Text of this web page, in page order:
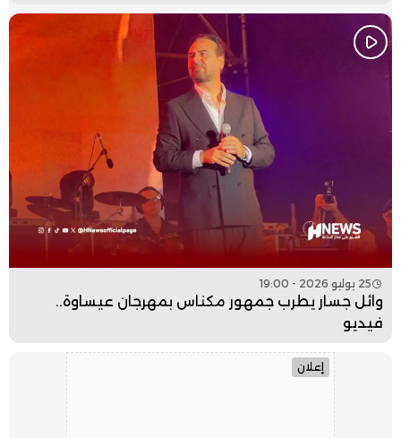
25 يوليو 2026 - 19:00
وائل جسار يطرب جمهور مكناس بمهرجان عيساوة..
فيديو
إعلان